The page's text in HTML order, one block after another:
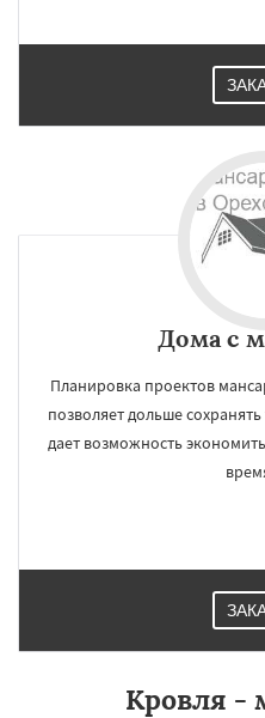
Дома с
Планировка проектов
позволяет дольше
дает возможность
Кровля -